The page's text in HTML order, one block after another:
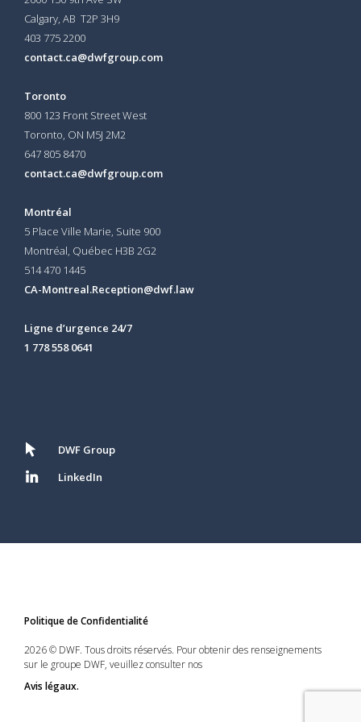
Calgary, AB T2P 3H9
403 775 2200
contact.ca@dwfgroup.com
Toronto
800 123 Front Street West
Toronto, ON M5J 2M2
647 805 8470
contact.ca@dwfgroup.com
Montréal
5 Place Ville Marie, Suite 900
Montréal, Québec H3B 2G2
514 470 1445
CA-Montreal.Reception@dwf.law
Ligne d’urgence 24/7
1 778 558 0641
DWF Group
LinkedIn
Politique de Confidentialité
2026 © DWF. Tous droits réservés. Pour obtenir des renseignements
sur le groupe DWF, veuillez consulter nos
Avis légaux.